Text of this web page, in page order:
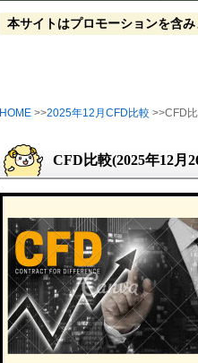
本サイトはプロモーションを含み
HOME >>2025年12月CFD比較 >>CFD
CFD比較(2025年12月